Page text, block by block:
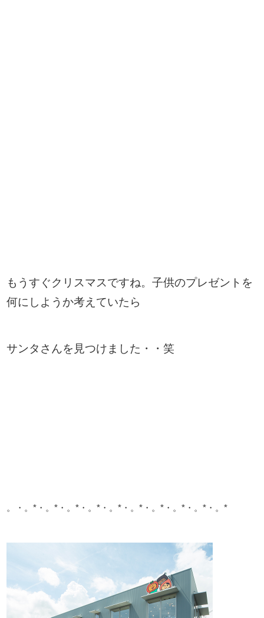
もうすぐクリスマスですね。子供のプレゼントを
何にしようか考えていたら
サンタさんを見つけました・・笑
。・。*・。*・。*・。*・。*・。*・。*・。*・。*・。*